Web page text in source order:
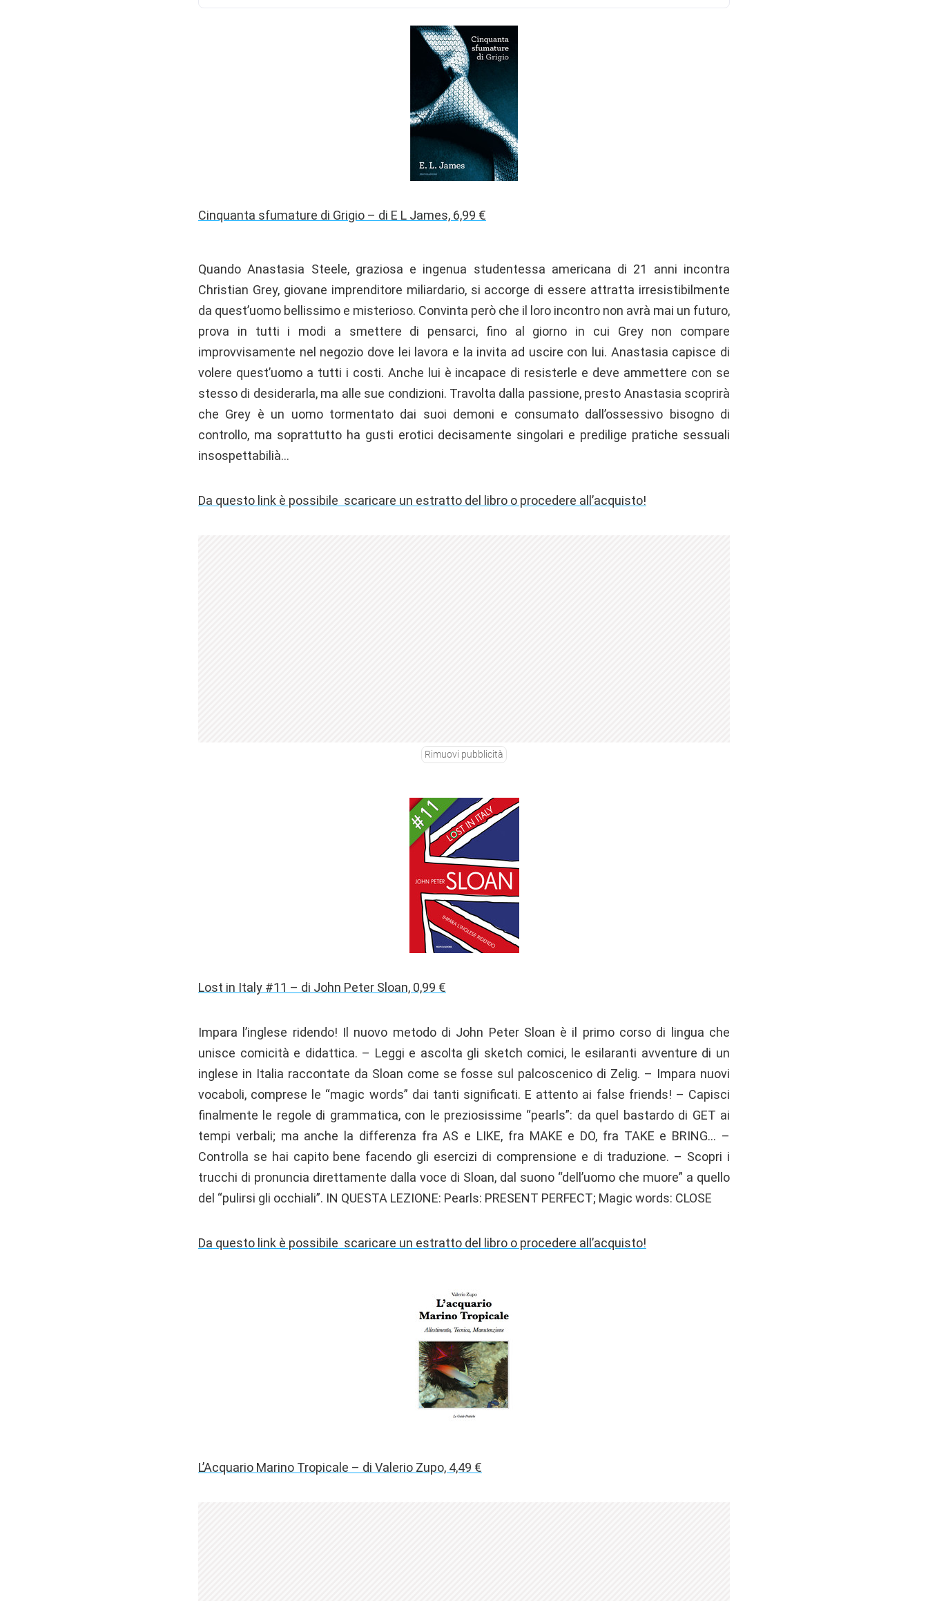
Cinquanta sfumature di Grigio – di E L James, 6,99 €
Quando Anastasia Steele, graziosa e ingenua studentessa americana di 21 anni incontra
Christian Grey, giovane imprenditore miliardario, si accorge di essere attratta irresistibilmente
da quest’uomo bellissimo e misterioso. Convinta però che il loro incontro non avrà mai un futuro,
prova in tutti i modi a smettere di pensarci, fino al giorno in cui Grey non compare
improvvisamente nel negozio dove lei lavora e la invita ad uscire con lui. Anastasia capisce di
volere quest’uomo a tutti i costi. Anche lui è incapace di resisterle e deve ammettere con se
stesso di desiderarla, ma alle sue condizioni. Travolta dalla passione, presto Anastasia scoprirà
che Grey è un uomo tormentato dai suoi demoni e consumato dall’ossessivo bisogno di
controllo, ma soprattutto ha gusti erotici decisamente singolari e predilige pratiche sessuali
insospettabilià…
Da questo link è possibile scaricare un estratto del libro o procedere all’acquisto!
Rimuovi pubblicità
Lost in Italy #11 – di John Peter Sloan, 0,99 €
Impara l’inglese ridendo! Il nuovo metodo di John Peter Sloan è il primo corso di lingua che
unisce comicità e didattica. – Leggi e ascolta gli sketch comici, le esilaranti avventure di un
inglese in Italia raccontate da Sloan come se fosse sul palcoscenico di Zelig. – Impara nuovi
vocaboli, comprese le “magic words” dai tanti significati. E attento ai false friends! – Capisci
finalmente le regole di grammatica, con le preziosissime “pearls”: da quel bastardo di GET ai
tempi verbali; ma anche la differenza fra AS e LIKE, fra MAKE e DO, fra TAKE e BRING… –
Controlla se hai capito bene facendo gli esercizi di comprensione e di traduzione. – Scopri i
trucchi di pronuncia direttamente dalla voce di Sloan, dal suono “dell’uomo che muore” a quello
del “pulirsi gli occhiali”. IN QUESTA LEZIONE: Pearls: PRESENT PERFECT; Magic words: CLOSE
Da questo link è possibile scaricare un estratto del libro o procedere all’acquisto!
L’Acquario Marino Tropicale – di Valerio Zupo, 4,49 €